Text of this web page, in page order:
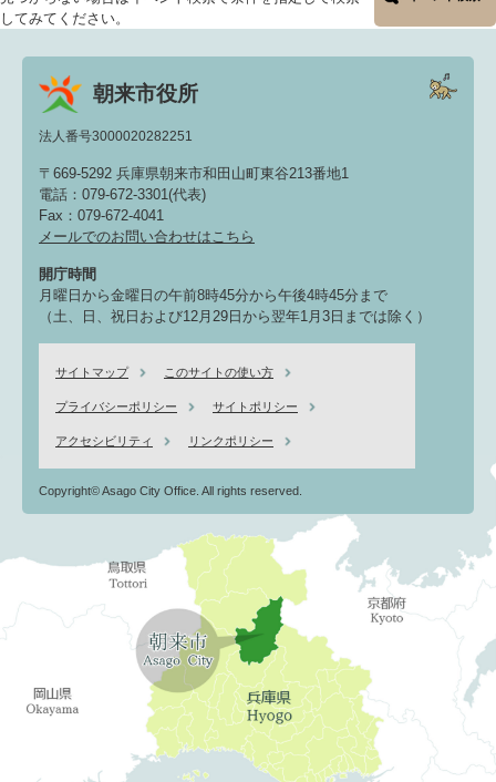
してみてください。
朝来市役所
法人番号3000020282251
〒669-5292 兵庫県朝来市和田山町東谷213番地1
電話：079-672-3301(代表)
Fax：079-672-4041
メールでのお問い合わせはこちら
開庁時間
月曜日から金曜日の午前8時45分から午後4時45分まで
（土、日、祝日および12月29日から翌年1月3日までは除く）
サイトマップ このサイトの使い方
プライバシーポリシー サイトポリシー
アクセシビリティ リンクポリシー
Copyright© Asago City Office. All rights reserved.